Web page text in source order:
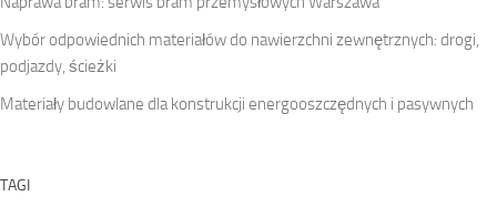
Wybór odpowiednich materiałów do nawierzchni zewnętrznych: drogi,
podjazdy, ścieżki
Materiały budowlane dla konstrukcji energooszczędnych i pasywnych
TAGI